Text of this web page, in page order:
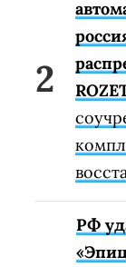
РФ